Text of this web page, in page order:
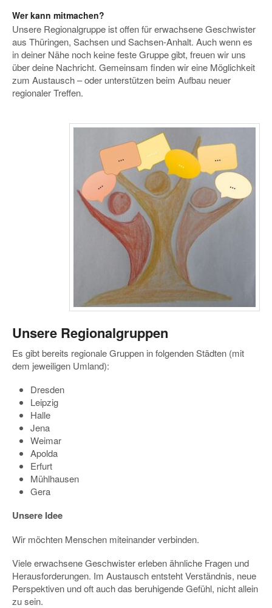
Wer kann mitmachen?
Unsere Regionalgruppe ist offen für erwachsene Geschwister
aus Thüringen, Sachsen und Sachsen-Anhalt. Auch wenn es
in deiner Nähe noch keine feste Gruppe gibt, freuen wir uns
über deine Nachricht. Gemeinsam finden wir eine Möglichkeit
zum Austausch – oder unterstützen beim Aufbau neuer
regionaler Treffen.
Unsere Regionalgruppen
Es gibt bereits regionale Gruppen in folgenden Städten (mit
dem jeweiligen Umland):
Dresden
Leipzig
Halle
Jena
Weimar
Apolda
Erfurt
Mühlhausen
Gera
Unsere Idee
Wir möchten Menschen miteinander verbinden.
Viele erwachsene Geschwister erleben ähnliche Fragen und
Herausforderungen. Im Austausch entsteht Verständnis, neue
Perspektiven und oft auch das beruhigende Gefühl, nicht allein
zu sein.